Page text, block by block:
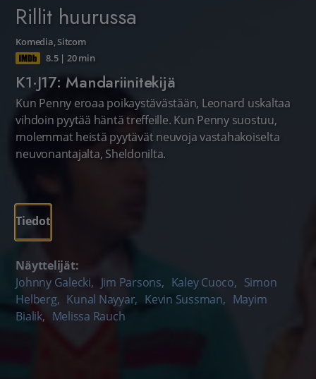
Rillit huurussa
Komedia,Sitcom
8.5| 20 min
K1·J17: Mandariinitekijä
Kun Penny eroaa poikaystävästään, Leonard uskaltaa
vihdoin pyytää häntä treffeille. Kun Penny suostuu,
molemmat heistä pyytävät neuvoja vastahakoiselta
neuvonantajalta, Sheldonilta.
Tiedot
Näyttelijät:
Johnny Galecki, Jim Parsons, Kaley Cuoco, Simon
Helberg, Kunal Nayyar, Kevin Sussman, Mayim
Bialik, Melissa Rauch